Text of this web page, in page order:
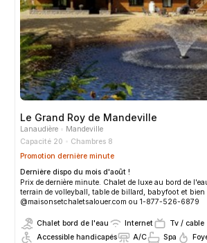
Le Grand Roy de Mandeville
Lanaudière
Mandeville
Capacité 20
Chambres 8
Promotion dernière minute
Dernière dispo du mois d'août !
Prix de dernière minute. Chalet de luxe au bord de
terrain de volleyball, table de billard, babyfoot et
@maisonsetchaletsalouer.com ou 1-877-526-6879
Chalet bord de l'eau Internet
Tv / cable
Accessible handicapés
A/C Spa